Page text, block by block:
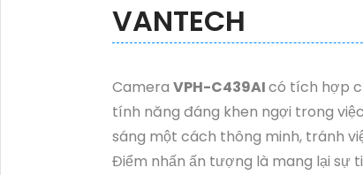
VANTECH
Camera VPH-C439AIcó tích hợp
tính năng đáng khen ngợi trong
sáng một cách thông minh, tránh
Điểm nhấn ấn tượng là mang lại sự